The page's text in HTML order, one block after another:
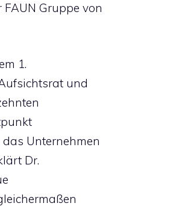
Gruppe von
1.
und
Unternehmen
Dr.